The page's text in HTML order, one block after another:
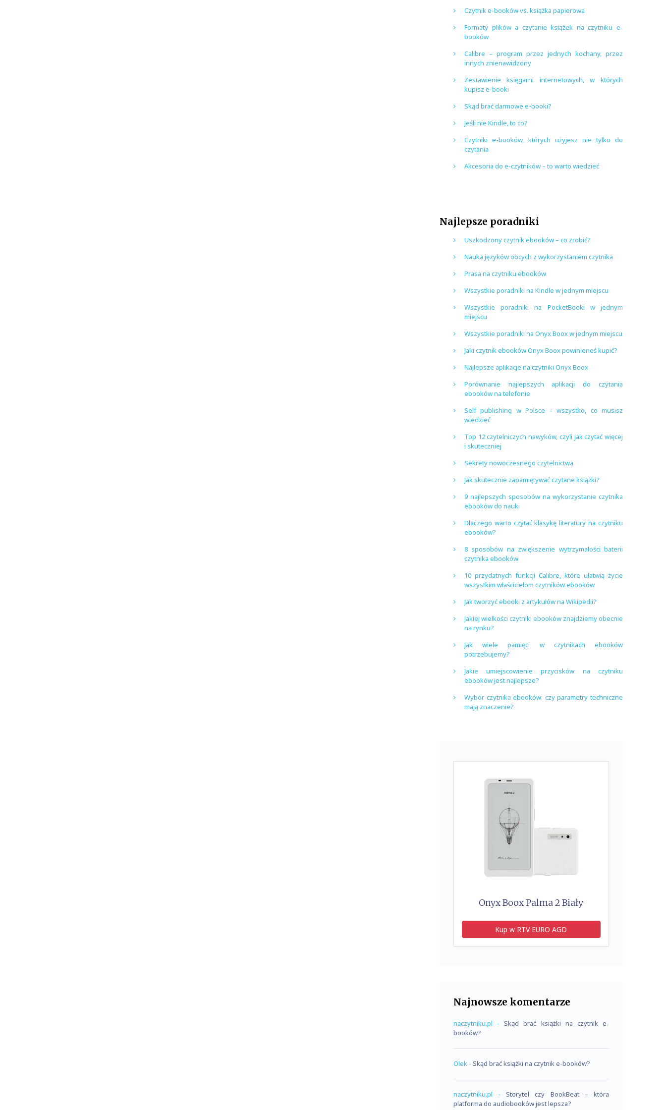
Czytnik e-booków vs. książka papierowa
Formaty plików a czytanie książek na czytniku e-
booków
Calibre – program przez jednych kochany, przez
innych znienawidzony
Zestawienie księgarni internetowych, w których
kupisz e-booki
Skąd brać darmowe e-booki?
Jeśli nie Kindle, to co?
Czytniki e-booków, których użyjesz nie tylko do
czytania
Akcesoria do e-czytników – to warto wiedzieć
Najlepsze poradniki
Uszkodzony czytnik ebooków – co zrobić?
Nauka języków obcych z wykorzystaniem czytnika
Prasa na czytniku ebooków
Wszystkie poradniki na Kindle w jednym miejscu
Wszystkie poradniki na PocketBooki w jednym
miejscu
Wszystkie poradniki na Onyx Boox w jednym miejscu
Jaki czytnik ebooków Onyx Boox powinieneś kupić?
Najlepsze aplikacje na czytniki Onyx Boox
Porównanie najlepszych aplikacji do czytania
ebooków na telefonie
Self publishing w Polsce – wszystko, co musisz
wiedzieć
Top 12 czytelniczych nawyków, czyli jak czytać więcej
i skuteczniej
Sekrety nowoczesnego czytelnictwa
Jak skutecznie zapamiętywać czytane książki?
9 najlepszych sposobów na wykorzystanie czytnika
ebooków do nauki
Dlaczego warto czytać klasykę literatury na czytniku
ebooków?
8 sposobów na zwiększenie wytrzymałości baterii
czytnika ebooków
10 przydatnych funkcji Calibre, które ułatwią życie
wszystkim właścicielom czytników ebooków
Jak tworzyć ebooki z artykułów na Wikipedii?
Jakiej wielkości czytniki ebooków znajdziemy obecnie
na rynku?
Jak wiele pamięci w czytnikach ebooków
potrzebujemy?
Jakie umiejscowienie przycisków na czytniku
ebooków jest najlepsze?
Wybór czytnika ebooków: czy parametry techniczne
mają znaczenie?
Onyx Boox Palma 2 Biały
Kup w RTV EURO AGD
Najnowsze komentarze
naczytniku.pl - Skąd brać książki na czytnik e-
booków?
Olek - Skąd brać książki na czytnik e-booków?
naczytniku.pl - Storytel czy BookBeat – która
platforma do audiobooków jest lepsza?